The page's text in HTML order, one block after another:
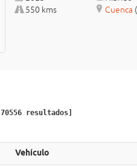
550 kms
Cuenca (
[70556 resultados]
Vehículo